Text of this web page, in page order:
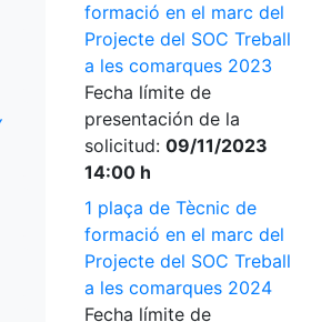
formació en el marc del
Projecte del SOC Treball
a les comarques 2023
Fecha límite de
presentación de la
solicitud: 09/11/2023
14:00 h
1 plaça de Tècnic de
formació en el marc del
Projecte del SOC Treball
a les comarques 2024
Fecha límite de